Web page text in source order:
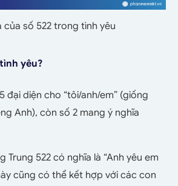
của số 522 trong tình yêu
yêu?
đại diện cho “tôi/anh/em” (giống
Anh), còn số 2 mang ý nghĩa
Trung 522 có nghĩa là “Anh yêu em
cũng có thể kết hợp với các con